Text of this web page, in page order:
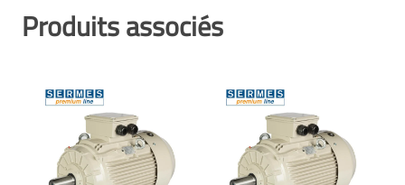
Produits associés